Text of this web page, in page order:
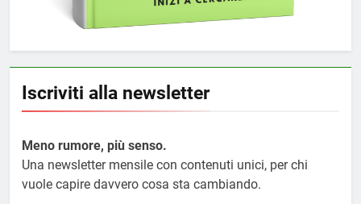
Iscriviti alla newsletter
Meno rumore, più senso.
Una newsletter mensile con contenuti unici, per chi
vuole capire davvero cosa sta cambiando.